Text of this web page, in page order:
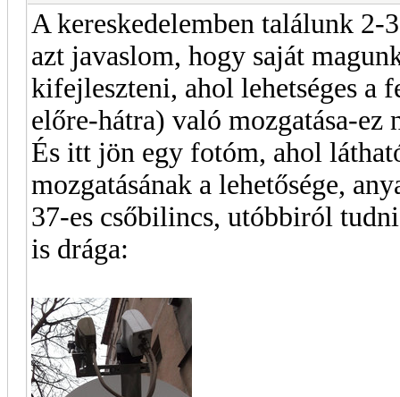
A kereskedelemben találunk
azt javaslom, hogy saját
kifejleszteni, ahol lehetséges
előre-hátra) való mozgatása-ez
És itt jön egy fotóm, ahol
mozgatásának a lehetősége,
37-es csőbilincs, utóbbiról
is drága: